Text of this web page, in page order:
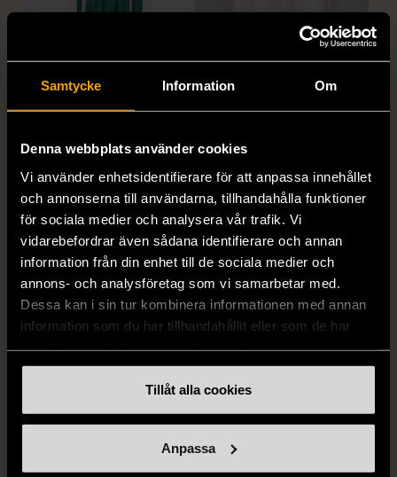
Samtycke Information Om
Denna webbplats använder cookies
Vi använder enhetsidentifierare för att anpassa innehållet
och annonserna till användarna, tillhandahålla funktioner
för sociala medier och analysera vår trafik. Vi
vidarebefordrar även sådana identifierare och annan
information från din enhet till de sociala medier och
annons- och analysföretag som vi samarbetar med.
Dessa kan i sin tur kombinera informationen med annan
information som du har tillhandahållit eller som de har
Tillåt alla cookies
Anpassa
MISSONI
Stickad - Grön - Premium
Vintage
S (34-36) Gott skick
999 kr
GIANFRANCO FERRE
Gianfranco Ferre Studio -
Kjol - Silke - Premium
Vintage
S (34-36)
Mycket gott skick
999 kr